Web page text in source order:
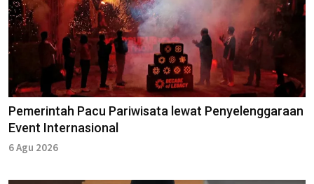
Pemerintah Pacu Pariwisata lewat Penyelenggaraan
Event Internasional
6 Agu 2026